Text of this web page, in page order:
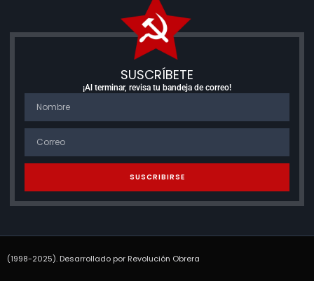
SUSCRÍBETE
¡Al terminar, revisa tu bandeja de correo!
SUSCRIBIRSE
(1998-2025). Desarrollado por Revolución Obrera